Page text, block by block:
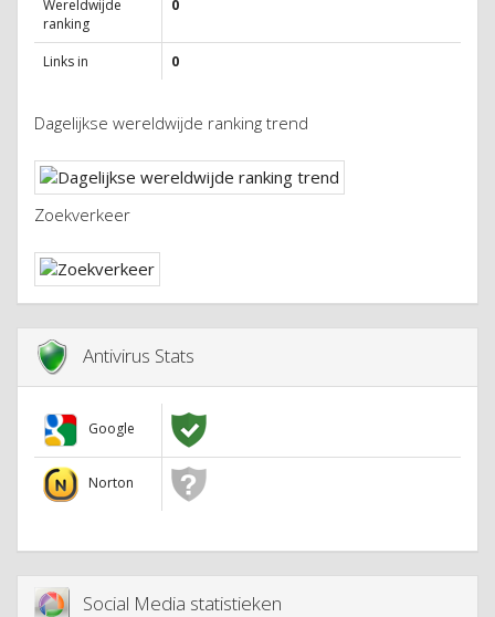
Wereldwijde
ranking
0
Links in 0
Dagelijkse wereldwijde ranking trend
Zoekverkeer
Antivirus Stats
Google
Norton
Social Media statistieken